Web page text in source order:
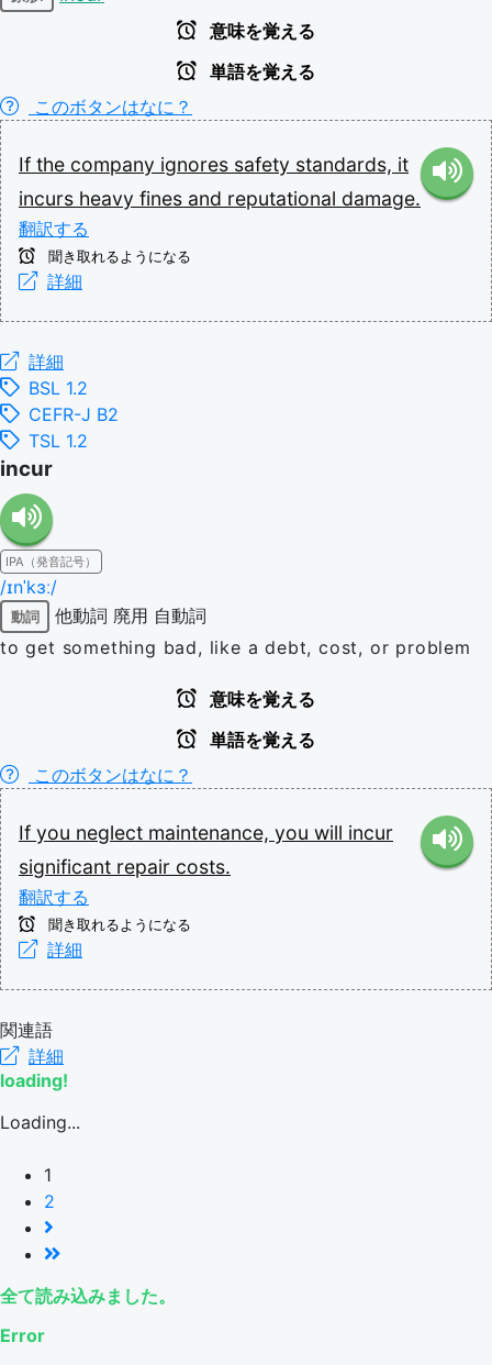
意味を覚える
単語を覚える
このボタンはなに？
If the company ignores safety standards, it
incurs heavy fines and reputational damage.
翻訳する
聞き取れるようになる
詳細
詳細
BSL 1.2
CEFR-J B2
TSL 1.2
incur
IPA（発音記号）
/ɪnˈkɜː/
動詞 他動詞 廃用 自動詞
to get something bad, like a debt, cost, or problem
意味を覚える
単語を覚える
このボタンはなに？
If you neglect maintenance, you will incur
significant repair costs.
翻訳する
聞き取れるようになる
詳細
関連語
詳細
loading!
Loading...
1
2
全て読み込みました。
Error